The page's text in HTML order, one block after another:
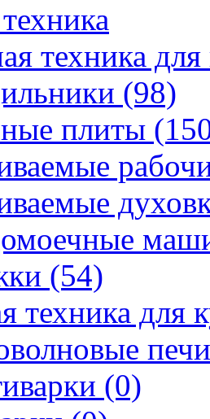
техника
(98)
плиты
(54)
техника для
(0)